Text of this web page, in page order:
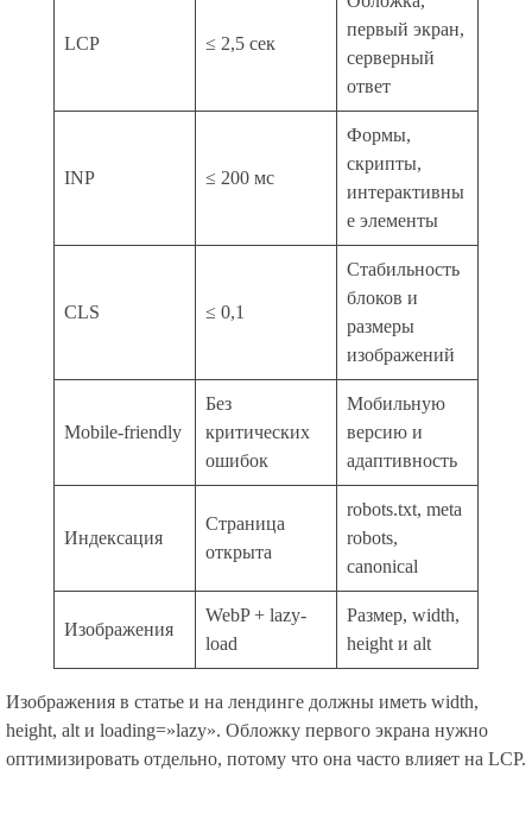
LCP ≤ 2,5 сек
первый экран,
серверный
ответ
INP ≤ 200 мс
Формы,
скрипты,
интерактивны
е элементы
CLS ≤ 0,1
Стабильность
блоков и
размеры
изображений
Mobile-friendly
Без
критических
ошибок
Мобильную
версию и
адаптивность
Индексация
Страница
открыта
robots.txt, meta
robots,
canonical
Изображения
WebP + lazy-
load
Размер, width,
height и alt
Изображения в статье и на лендинге должны иметь width,
height, alt и loading=»lazy». Обложку первого экрана нужно
оптимизировать отдельно, потому что она часто влияет на LCP.